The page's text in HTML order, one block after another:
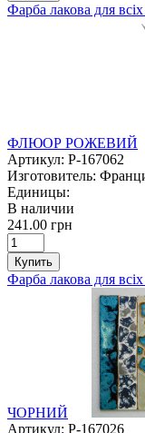
Фарба лакова для
ФЛЮОР РОЖЕВИЙ
Артикул: P-167062
Изготовитель:
Единицы:
В наличии
241.00 грн
Купить
Фарба лакова для
ЧОРНИЙ
Артикул: P-167026